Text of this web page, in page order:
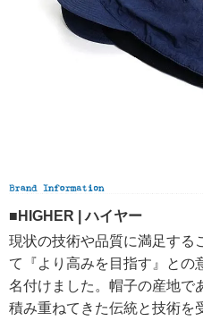
■HIGHER | ハイヤー
現状の技術や品質に満足する
て『より高みを目指す』との
名付けました。帽子の産地で
積み重ねてきた伝統と技術を